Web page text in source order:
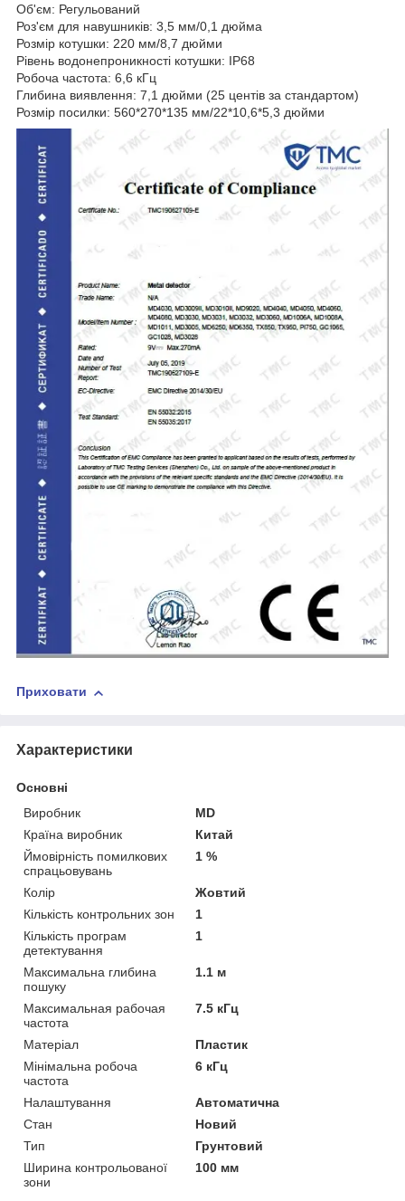
Об'єм: Регульований
Роз'єм для навушників: 3,5 мм/0,1 дюйма
Розмір котушки: 220 мм/8,7 дюйми
Рівень водонепроникності котушки: IP68
Робоча частота: 6,6 кГц
Глибина виявлення: 7,1 дюйми (25 центів за стандартом)
Розмір посилки: 560*270*135 мм/22*10,6*5,3 дюйми
Приховати
Характеристики
Основні
Виробник
MD
Країна виробник
Китай
Ймовірність помилкових
спрацьовувань
1 %
Колір
Жовтий
Кількість контрольних зон
1
Кількість програм
детектування
1
Максимальна глибина
пошуку
1.1 м
Максимальная рабочая
частота
7.5 кГц
Матеріал
Пластик
Мінімальна робоча
частота
6 кГц
Налаштування
Автоматична
Стан
Новий
Тип
Грунтовий
Ширина контрольованої
зони
100 мм